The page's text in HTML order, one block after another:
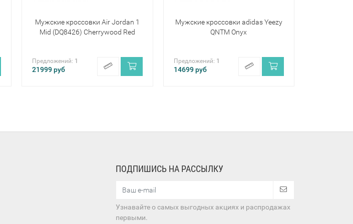
Мужские кроссовки Air Jordan 1
Mid (DQ8426) Cherrywood Red
Предложений: 1
21999руб
Мужские кроссовки adidas Yeezy
QNTM Onyx
Предложений: 1
14699руб
ПОДПИШИСЬ НА РАССЫЛКУ
Узнавайте о самых выгодных акциях и распродажах
первыми.